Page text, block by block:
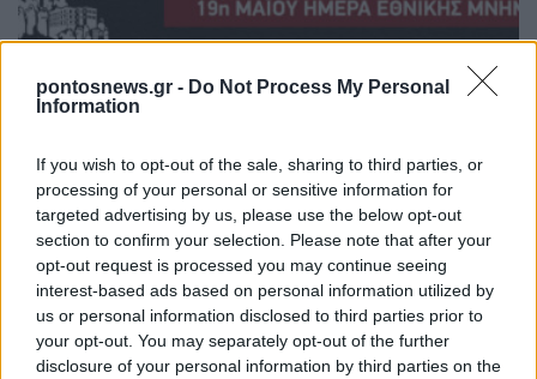
pontosnews.gr - Do Not Process My Personal
Information
If you wish to opt-out of the sale, sharing to third parties, or
processing of your personal or sensitive information for
targeted advertising by us, please use the below opt-out
section to confirm your selection. Please note that after your
opt-out request is processed you may continue seeing
interest-based ads based on personal information utilized by
us or personal information disclosed to third parties prior to
your opt-out. You may separately opt-out of the further
disclosure of your personal information by third parties on the
19η Μαΐου: Η ΠΟΕ τιμά τους 353.000 νεκρούς από τη
Γενοκτονία των Ελλήνων του Πόντου – Οι κεντρικές
εκδηλώσεις σε Αθήνα-Θεσσαλονίκη